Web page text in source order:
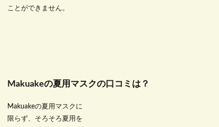
ことができません。
Makuakeの夏用マスクの口コミは？
Makuakeの夏用マスクに
限らず、そろそろ夏用を